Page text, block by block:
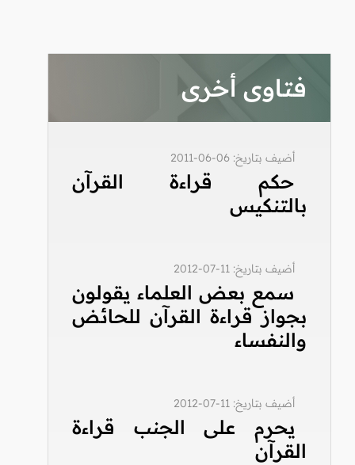
فتاوى أخرى
أضيف بتاريخ: 06-06-2011
حكم قراءة القرآن
بالتنكيس
أضيف بتاريخ: 11-07-2012
سمع بعض العلماء يقولون
بجواز قراءة القرآن للحائض
والنفساء
أضيف بتاريخ: 11-07-2012
يحرم على الجنب قراءة
القرآن